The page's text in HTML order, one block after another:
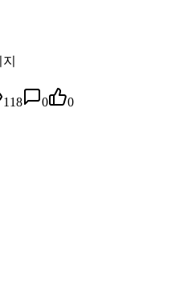
118 0 0